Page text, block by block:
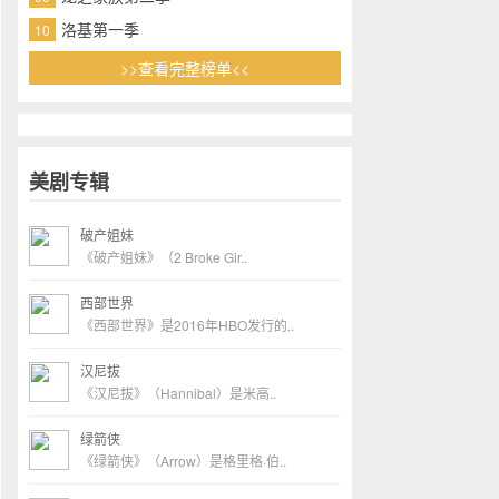
10
洛基第一季
>>查看完整榜单<<
美剧专辑
破产姐妹
《破产姐妹》（2 Broke Gir..
西部世界
《西部世界》是2016年HBO发行的..
汉尼拔
《汉尼拔》（Hannibal）是米高..
绿箭侠
《绿箭侠》（Arrow）是格里格·伯..